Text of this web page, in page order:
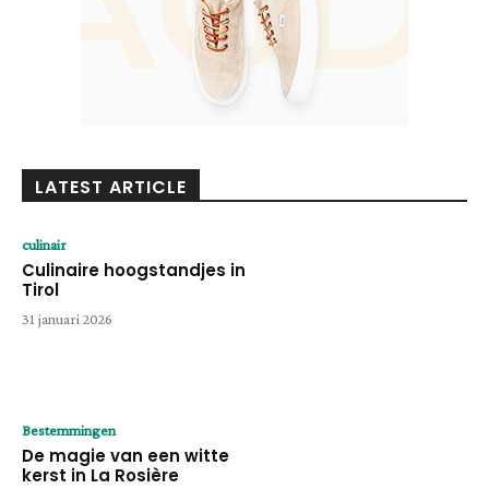
LATEST ARTICLE
culinair
Culinaire hoogstandjes in
Tirol
31 januari 2026
Bestemmingen
De magie van een witte
kerst in La Rosière